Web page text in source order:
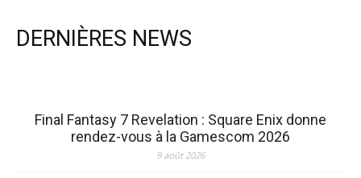
DERNIÈRES NEWS
Final Fantasy 7 Revelation : Square Enix donne
rendez-vous à la Gamescom 2026
9 août 2026